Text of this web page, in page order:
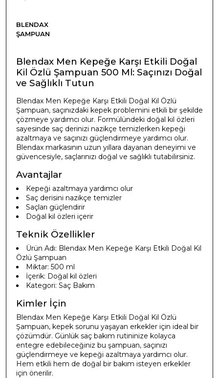
BLENDAX
ŞAMPUAN
Blendax Men Kepeğe Karşı Etkili Doğal
Kil Özlü Şampuan 500 Ml: Saçınızı Doğal
ve Sağlıklı Tutun
Blendax Men Kepeğe Karşı Etkili Doğal Kil Özlü
Şampuan, saçınızdaki kepek problemini etkili bir şekilde
çözmeye yardımcı olur. Formülündeki doğal kil özleri
sayesinde saç derinizi nazikçe temizlerken kepeği
azaltmaya ve saçınızı güçlendirmeye yardımcı olur.
Blendax markasının uzun yıllara dayanan deneyimi ve
güvencesiyle, saçlarınızı doğal ve sağlıklı tutabilirsiniz.
Avantajlar
Kepeği azaltmaya yardımcı olur
Saç derisini nazikçe temizler
Saçları güçlendirir
Doğal kil özleri içerir
Teknik Özellikler
Ürün Adı: Blendax Men Kepeğe Karşı Etkili Doğal Kil
Özlü Şampuan
Miktar: 500 ml
İçerik: Doğal kil özleri
Kategori: Saç Bakım
Kimler İçin
Blendax Men Kepeğe Karşı Etkili Doğal Kil Özlü
Şampuan, kepek sorunu yaşayan erkekler için ideal bir
çözümdür. Günlük saç bakım rutininize kolayca
entegre edebileceğiniz bu şampuan, saçınızı
güçlendirmeye ve kepeği azaltmaya yardımcı olur.
Hem etkili hem de doğal bir bakım isteyen erkekler
için önerilir.